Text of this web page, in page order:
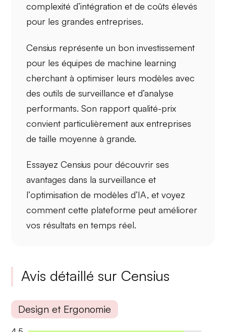
complexité d’intégration et decoûts élevés
pour les grandes entreprises.
Censius représente un bon investissement
pour les équipes de machine learning
cherchant à optimiser leurs modèles avec
des outils de surveillance et d’analyse
performants. Son rapport qualité-prix
convient particulièrement aux entreprises
de taille moyenne à grande.
Essayez Censius pour découvrir ses
avantages dans lasurveillance et
l’optimisation de modèles d’IA, et voyez
comment cette plateforme peut améliorer
vos résultats en temps réel.
Avis détaillé sur Censius
Design et Ergonomie